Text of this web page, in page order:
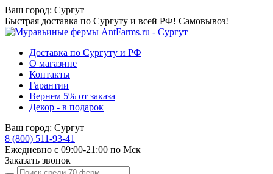
Ваш город: Сургут
Быстрая доставка по Сургуту и всей РФ! Самовывоз!
Доставка по Сургуту и РФ
О магазине
Контакты
Гарантии
Вернем 5% от заказа
Декор - в подарок
Ваш город: Сургут
8 (800) 511-93-41
Ежедневно с 09:00-21:00 по Мск
Заказать звонок